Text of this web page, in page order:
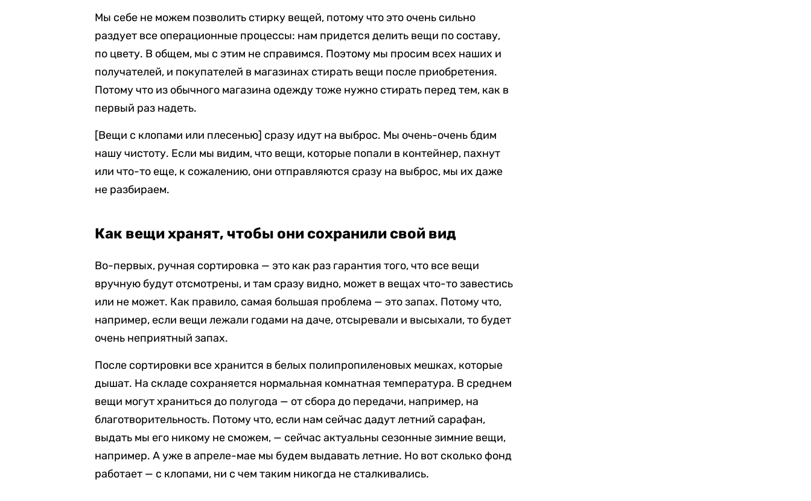
Мы себе не можем позволить стирку вещей, потому что это очень сильно
раздует все операционные процессы: нам придется делить вещи по составу,
по цвету. В общем, мы с этим не справимся. Поэтому мы просим всех наших и
получателей, и покупателей в магазинах стирать вещи после приобретения.
Потому что из обычного магазина одежду тоже нужно стирать перед тем, как в
первый раз надеть.
[Вещи с клопами или плесенью] сразу идут на выброс. Мы очень-очень бдим
нашу чистоту. Если мы видим, что вещи, которые попали в контейнер, пахнут
или что-то еще, к сожалению, они отправляются сразу на выброс, мы их даже
не разбираем.
Как вещи хранят, чтобы они сохранили свой вид
Во-первых, ручная сортировка — это как раз гарантия того, что все вещи
вручную будут отсмотрены, и там сразу видно, может в вещах что-то завестись
или не может. Как правило, самая большая проблема — это запах. Потому что,
например, если вещи лежали годами на даче, отсыревали и высыхали, то будет
очень неприятный запах.
После сортировки все хранится в белых полипропиленовых мешках, которые
дышат. На складе сохраняется нормальная комнатная температура. В среднем
вещи могут храниться до полугода — от сбора до передачи, например, на
благотворительность. Потому что, если нам сейчас дадут летний сарафан,
выдать мы его никому не сможем, — сейчас актуальны сезонные зимние вещи,
например. А уже в апреле-мае мы будем выдавать летние. Но вот сколько фонд
работает — с клопами, ни с чем таким никогда не сталкивались.